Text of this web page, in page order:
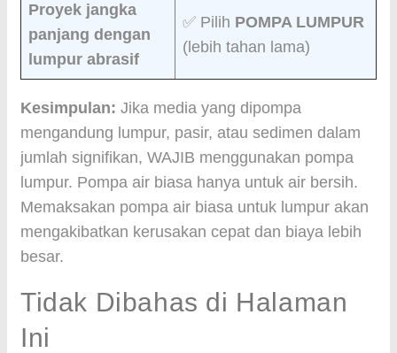
Proyek jangka
panjang dengan
lumpur abrasif
✅ Pilih POMPA LUMPUR
(lebih tahan lama)
Kesimpulan: Jika media yang dipompa
mengandung lumpur, pasir, atau sedimen dalam
jumlah signifikan, WAJIB menggunakan pompa
lumpur. Pompa air biasa hanya untuk air bersih.
Memaksakan pompa air biasa untuk lumpur akan
mengakibatkan kerusakan cepat dan biaya lebih
besar.
Tidak Dibahas di Halaman
Ini